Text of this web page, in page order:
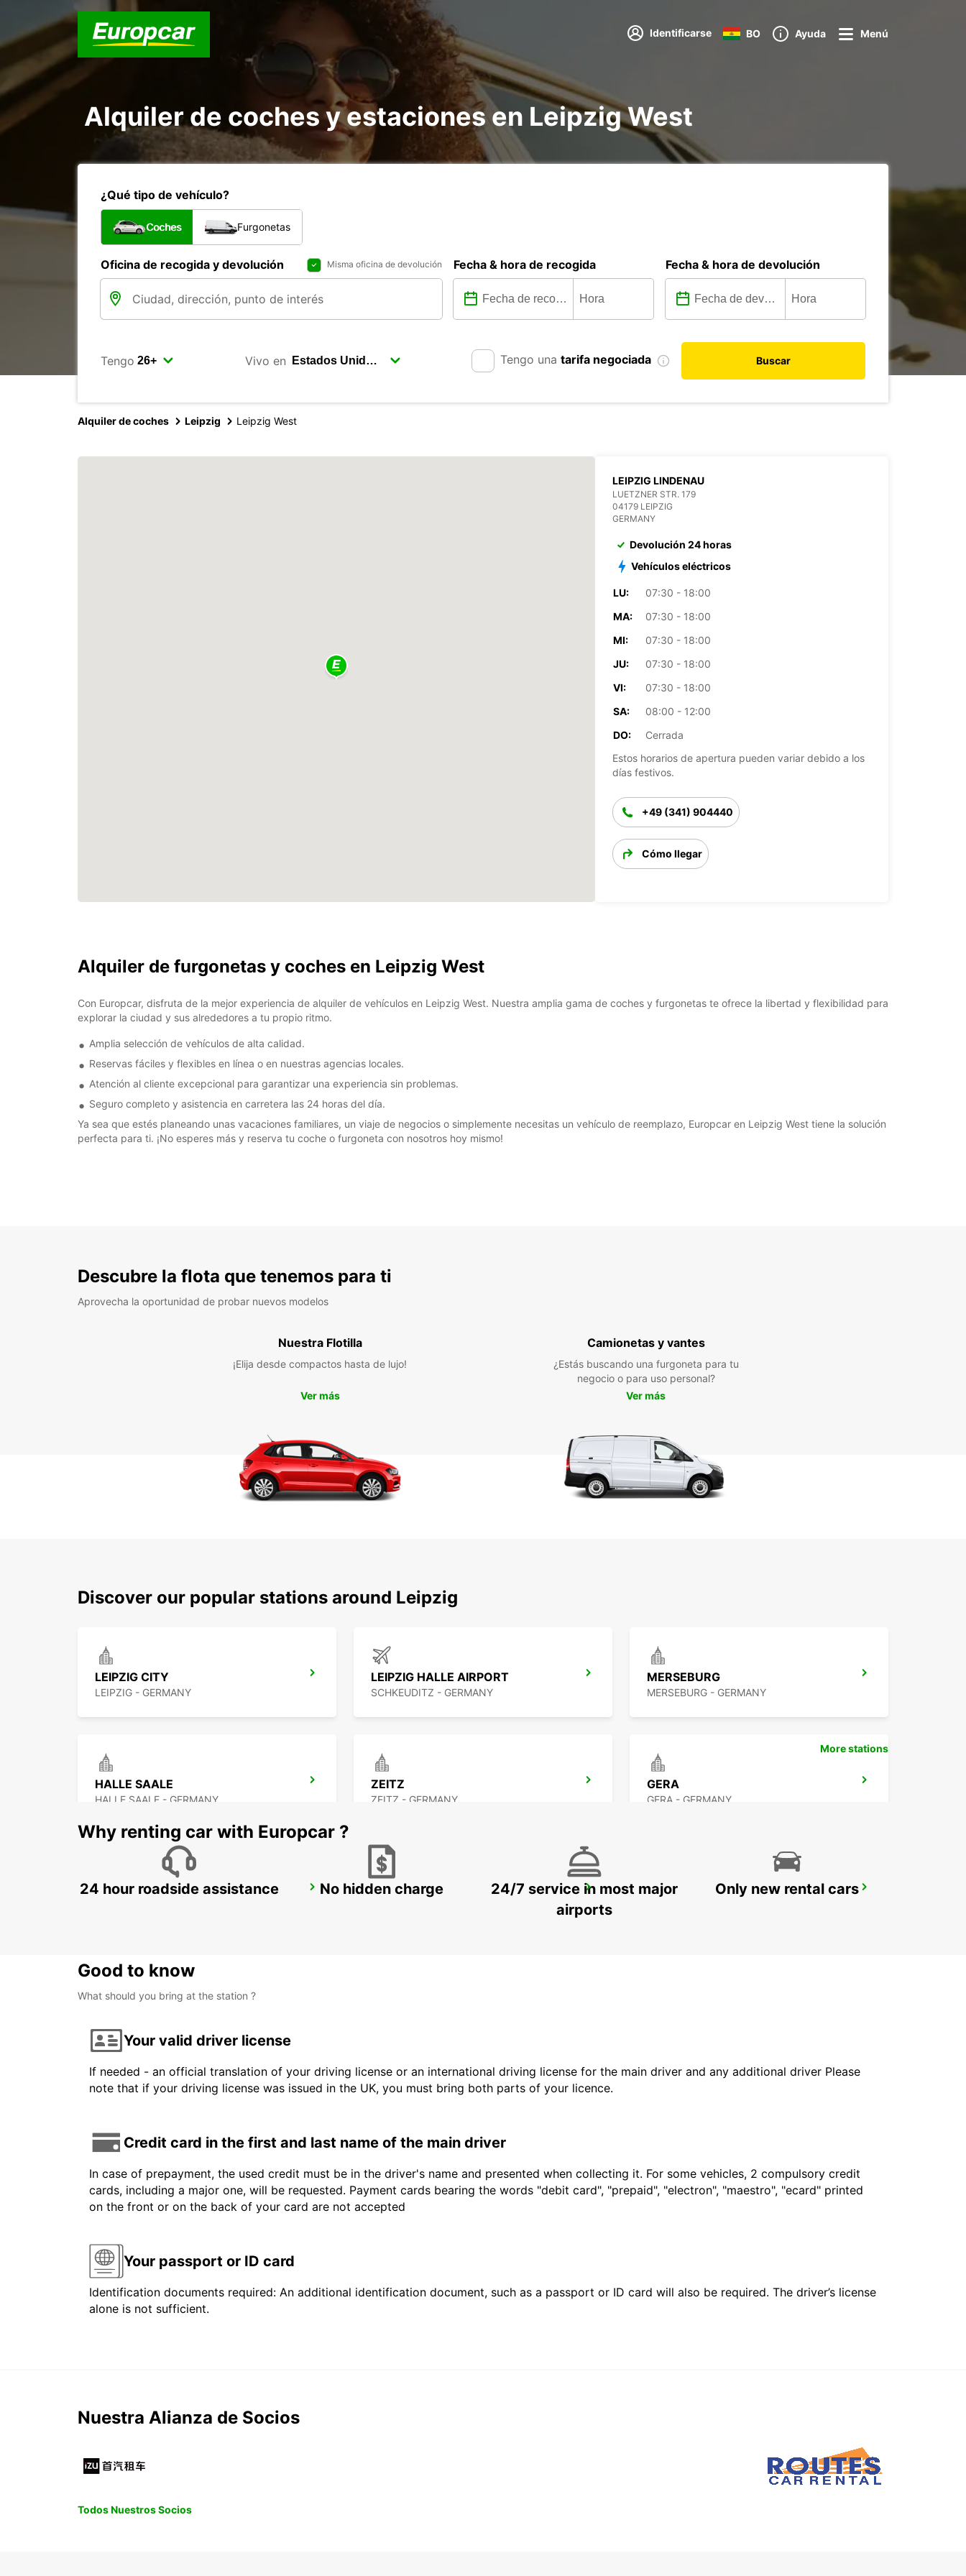
Identificarse BO Ayuda Menú
Alquiler de coches y estaciones en Leipzig West
¿Qué tipo de vehículo?
Coches Furgonetas
Oficina de recogida y devolución Misma oficina de devolución Fecha & hora de recogida Fecha & hora de devolución
Tengo Vivo en Tengo una tarifa negociada Buscar
Alquiler de coches Leipzig Leipzig West
LEIPZIG LINDENAU
LUETZNER STR. 179
04179 LEIPZIG
GERMANY
Devolución 24 horas
Vehículos eléctricos
LU:
07:30 - 18:00
MA:
07:30 - 18:00
MI:
07:30 - 18:00
JU:
07:30 - 18:00
VI:
07:30 - 18:00
SA:
08:00 - 12:00
DO:
Cerrada
Estos horarios de apertura pueden variar debido a los
días festivos.
+49 (341) 904440
Cómo llegar
Alquiler de furgonetas y coches en Leipzig West
Con Europcar, disfruta de la mejor experiencia de alquiler de vehículos en Leipzig West. Nuestra amplia gama de coches y furgonetas te ofrece la libertad y flexibilidad para
explorar la ciudad y sus alrededores a tu propio ritmo.
Amplia selección de vehículos de alta calidad.
Reservas fáciles y flexibles en línea o en nuestras agencias locales.
Atención al cliente excepcional para garantizar una experiencia sin problemas.
Seguro completo y asistencia en carretera las 24 horas del día.
Ya sea que estés planeando unas vacaciones familiares, un viaje de negocios o simplemente necesitas un vehículo de reemplazo, Europcar en Leipzig West tiene la solución
perfecta para ti. ¡No esperes más y reserva tu coche o furgoneta con nosotros hoy mismo!
Descubre la flota que tenemos para ti
Aprovecha la oportunidad de probar nuevos modelos
Nuestra Flotilla
¡Elija desde compactos hasta de lujo!
Ver más
Camionetas y vantes
¿Estás buscando una furgoneta para tu
negocio o para uso personal?
Ver más
Discover our popular stations around Leipzig
LEIPZIG CITY
LEIPZIG - GERMANY
LEIPZIG HALLE AIRPORT
SCHKEUDITZ - GERMANY
MERSEBURG
MERSEBURG - GERMANY
HALLE SAALE
HALLE SAALE - GERMANY
ZEITZ
ZEITZ - GERMANY
GERA
GERA - GERMANY
DESSAU JENA CHEMNITZ
More stations
Why renting car with Europcar ?
24 hour roadside assistance No hidden charge
24/7 service in most major
airports
Only new rental cars
Good to know
What should you bring at the station ?
Your valid driver license
If needed - an official translation of your driving license or an international driving license for the main driver and any additional driver Please
note that if your driving license was issued in the UK, you must bring both parts of your licence.
Credit card in the first and last name of the main driver
In case of prepayment, the used credit must be in the driver's name and presented when collecting it. For some vehicles, 2 compulsory credit
cards, including a major one, will be requested. Payment cards bearing the words "debit card", "prepaid", "electron", "maestro", "ecard" printed
on the front or on the back of your card are not accepted
Your passport or ID card
Identification documents required: An additional identification document, such as a passport or ID card will also be required. The driver’s license
alone is not sufficient.
Nuestra Alianza de Socios
Todos Nuestros Socios